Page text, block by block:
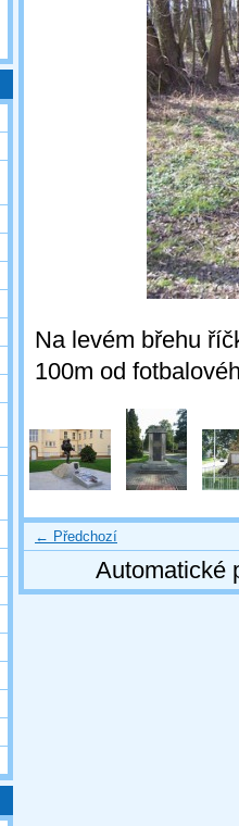
Na levém břehu
100m od
← Předchozí
Automatické